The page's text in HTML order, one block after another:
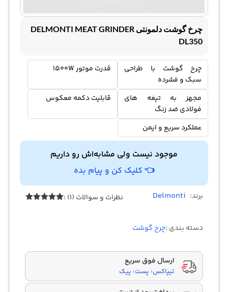
چرخ گوشت دلمونتی DELMONTI MEAT GRINDER
DL350
چرخ گوشت با طراحی
سبک و فشرده
قدرت موتور 1500W
مجهز به تیغه های
فولادی ضد زنگ
قابلیت دکمه معکوس
عملکرد سریع و ایمن
موجود نیست ولی مشابه‌اش رو داریم
👈 کلیک کن و پیام بده
برند: Delmonti نظرات و سوالات (1) :
دسته بندی :چرخ گوشت
ارسال فوق سریع
تیپاکس؛ پست؛ پیک